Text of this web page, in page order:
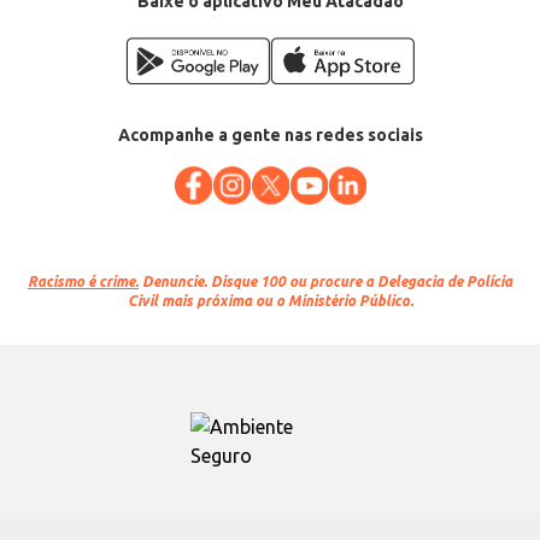
Acompanhe a gente nas redes sociais
Racismo é crime. Denuncie. Disque 100 ou procure a Delegacia de Polícia
Civil mais próxima ou o Ministério Público.